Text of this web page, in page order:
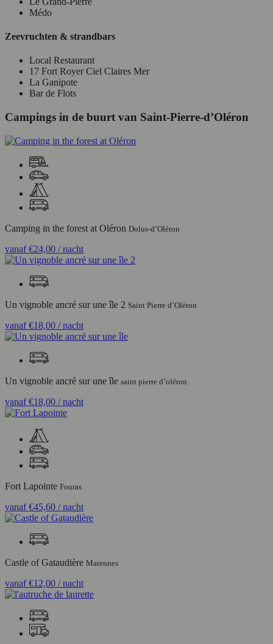
Médo
Zeevruchten & strandbars
Local Restaurant
17 Fort Royer Ciel Claires Mer
La Ganipote
Bar de Flots
Campings in de buurt van Saint-Pierre-d’Oléron
Camping in the forest at Oléron Dolus-d’Oléron
vanaf€24,00 / nacht
Un vignoble ancré sur une île 2 Saint Pierre d’Oléron
vanaf€18,00 / nacht
Un vignoble ancré sur une île saint pierre d’oléron
vanaf€18,00 / nacht
Fort Lapointe Fouras
vanaf€45,60 / nacht
Castle of Gataudière Marennes
vanaf€12,00 / nacht